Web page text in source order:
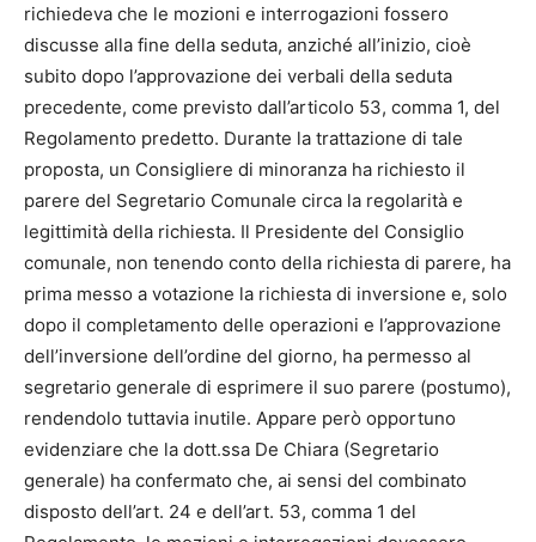
richiedeva che le mozioni e interrogazioni fossero
discusse alla fine della seduta, anziché all’inizio, cioè
subito dopo l’approvazione dei verbali della seduta
precedente, come previsto dall’articolo 53, comma 1, del
Regolamento predetto. Durante la trattazione di tale
proposta, un Consigliere di minoranza ha richiesto il
parere del Segretario Comunale circa la regolarità e
legittimità della richiesta. Il Presidente del Consiglio
comunale, non tenendo conto della richiesta di parere, ha
prima messo a votazione la richiesta di inversione e, solo
dopo il completamento delle operazioni e l’approvazione
dell’inversione dell’ordine del giorno, ha permesso al
segretario generale di esprimere il suo parere (postumo),
rendendolo tuttavia inutile. Appare però opportuno
evidenziare che la dott.ssa De Chiara (Segretario
generale) ha confermato che, ai sensi del combinato
disposto dell’art. 24 e dell’art. 53, comma 1 del